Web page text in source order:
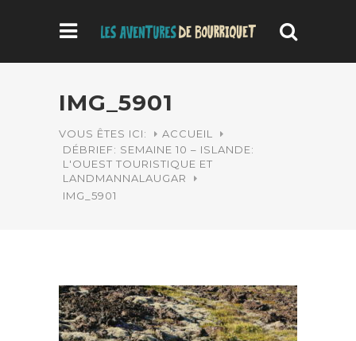
IMG_5901
VOUS ÊTES ICI:
ACCUEIL
DÉBRIEF: SEMAINE 10 – ISLANDE:
L'OUEST TOURISTIQUE ET
LANDMANNALAUGAR
IMG_5901